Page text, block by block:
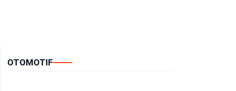
OTOMOTIF